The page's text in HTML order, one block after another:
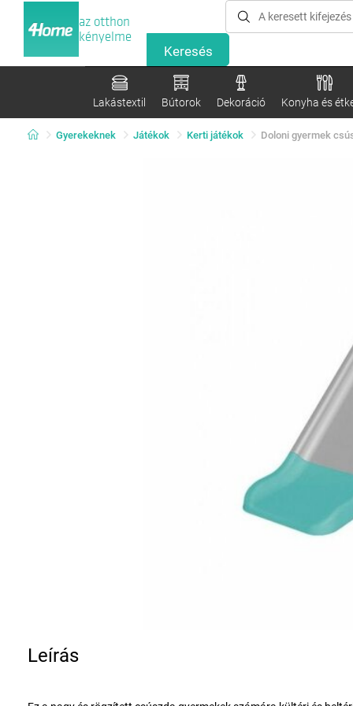
az otthon
kényelme
Lakástextil Bútorok Dekoráció Konyha és
Gyerekeknek Játékok Kerti játékok Doloni gyermek
Leírás